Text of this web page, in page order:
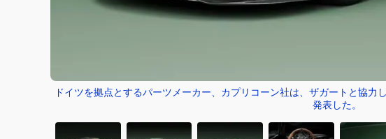
ドイツを拠点とするパーツメーカー、カプリコーン社は、ザガートと協
発表した。